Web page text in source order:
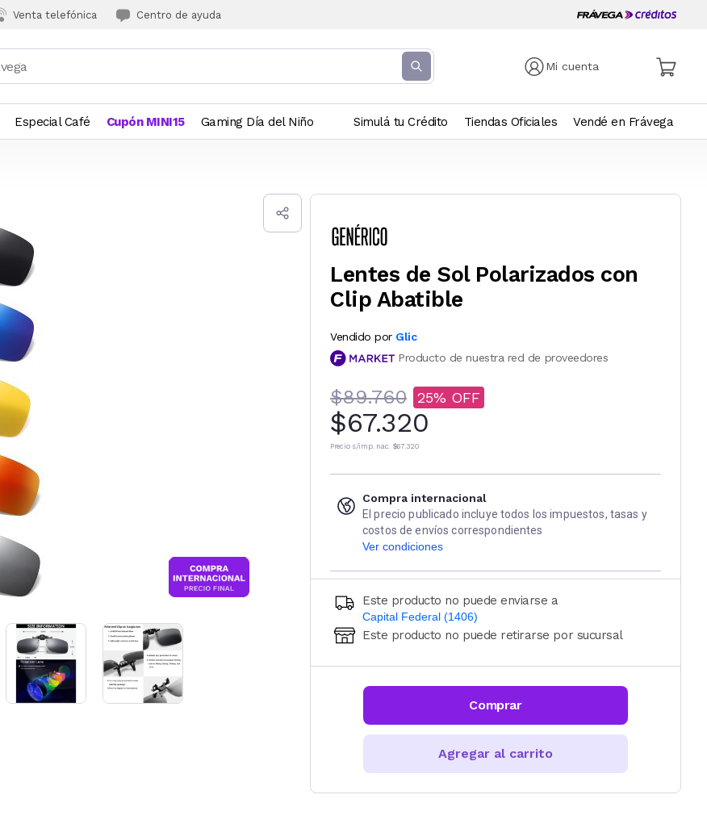
Venta telefónica Centro de ayuda
Mi cuenta
Especial Café Cupón MINI15 Gaming Día del Niño Simulá tu Crédito Tiendas Oficiales Vendé en Frávega
Lentes de Sol Polarizados con
Clip Abatible
Vendido por Glic
Producto de nuestra red de proveedores
$89.760 25
$67.320
Precio s/imp. nac. $67.320
Compra internacional
El precio publicado incluye todos los impuestos, tasas y
costos de envíos correspondientes
Ver condiciones
Este producto no puede enviarse a
Capital Federal (1406)
Ingresá código postal (sólo números)
CALCULAR
Este producto no puede retirarse por sucursal
Comprar
Agregar al carrito